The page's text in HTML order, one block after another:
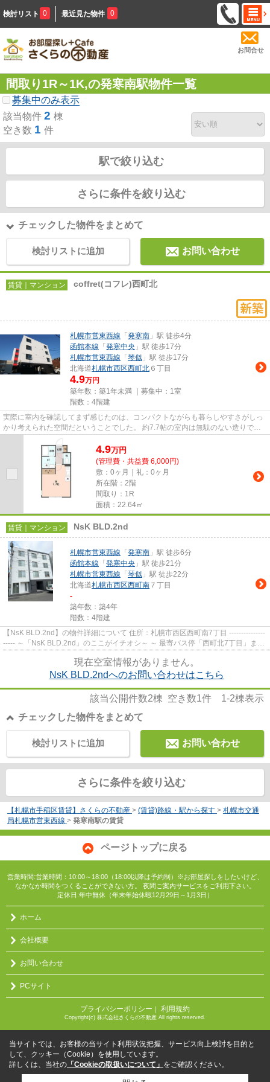
検討リスト 0 最近見た物件 0
お問合せ
間取り1R～1K,の発寒南駅物件一覧
募集中のみ表示
該当物件 2 棟
空き数 1 件
駅で絞り込む
さらに条件を絞り込む
チェックした物件をまとめて
検討リストに追加 お問い合わせ
賃貸｜マンション coffret(コフレ)西町北
札幌市営東西線 「 発寒南 」駅 徒歩4分
函館本線 「 発寒中央 」駅 徒歩17分
札幌市営東西線 「 琴似 」駅 徒歩17分
北海道札幌市西区西町北 ６丁目
4.9万円
築年数：築1年未満 ｜募集中： 1室
階数：4階建
実際に室内を確認してまず感じたのは、コンパクトながらも暮らしやすさがしっ
かり考えられた空間だということでした。 約7.7帖の室内は無駄のない造りで、
ベッドやテーブルを配置して...
4.9万円
(管理費・共益費 6,000円)
敷：0ヶ月｜礼：0ヶ月
所在階：2階
間取り：1R
面積：22.64㎡
賃貸｜マンション NsK BLD.2nd
札幌市営東西線 「 発寒南 」駅 徒歩6分
函館本線 「 発寒中央 」駅 徒歩21分
札幌市営東西線 「 琴似 」駅 徒歩22分
北海道札幌市西区西町南 ７丁目
-
築年数：築4年
階数：4階建
【NsK BLD.2nd】の物件詳細について 住所：札幌市西区西町南7丁目 ---------------
----- ～「NsK BLD.2nd」のここがイチオシ～ ～ 最寄バス停「西町北7丁目」まで
現在空室情報がありません。
NsK BLD.2ndへのお問い合わせはこちら
該当公開件数2棟 空き数1件 1-2棟表示
チェックした物件をまとめて
お問い合わせ
検討リストに追加
さらに条件を絞り込む
【札幌市手稲区賃貸】さくらの不動産 > (賃貸)路線・駅から探す > 札幌市交通
局札幌市営東西線 > 発寒南駅の賃貸
ページトップに戻る
営業時間:営業時間：10:00～18:00（18:00以降は予約制）※お部屋探しをしたいけど、
なかなか時間をつくることができない方。 夜間ご案内サービスをご利用下さい。
定休日:年中無休（年末年始休暇12月29日～1月3日）
ホーム
会社概要
お問い合わせ
PCサイト
プライバシーポリシー ｜ 利用規約
Copyright(c) 株式会社さくらの不動産 All rights reserved.
当サイトでは、お客様の当サイト利用状況把握、サービス向上検討を目的と
して、クッキー（Cookie）を使用しています。
詳しくは、当社の 「Cookieの取扱いについて」 をご確認ください。